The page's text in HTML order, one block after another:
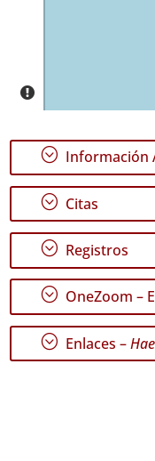
; Información
; Citas
; Registros
; OneZoom –
; Enlaces –